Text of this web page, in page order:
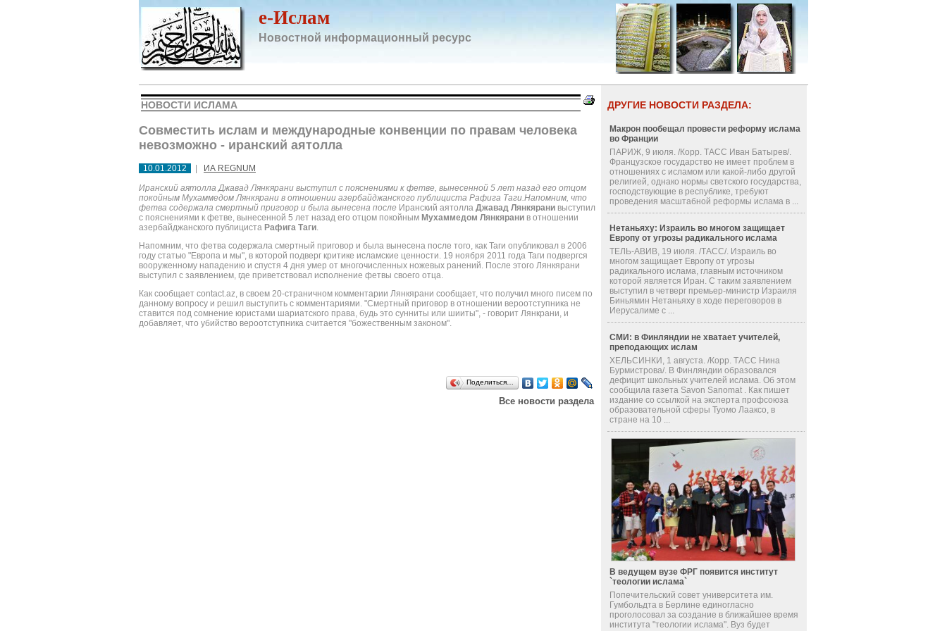
e-Ислам
Новостной информационный ресурс
НОВОСТИ ИСЛАМА
Совместить ислам и международные конвенции по правам человека
невозможно - иранский аятолла
10.01.2012
ИА REGNUM
Иранский аятолла Джавад Лянкярани выступил с пояснениями к фетве, вынесенной 5 лет назад его отцом
покойным Мухаммедом Лянкярани в отношении азербайджанского публициста Рафига Таги.Напомним, что
фетва содержала смертный приговор и была вынесена после Иранский аятолла Джавад Лянкярани выступил
с пояснениями к фетве, вынесенной 5 лет назад его отцом покойным Мухаммедом Лянкярани в отношении
азербайджанского публициста Рафига Таги.
Напомним, что фетва содержала смертный приговор и была вынесена после того, как Таги опубликовал в 2006
году статью "Европа и мы", в которой подверг критике исламские ценности. 19 ноября 2011 года Таги подвергся
вооруженному нападению и спустя 4 дня умер от многочисленных ножевых ранений. После этого Лянкярани
выступил с заявлением, где приветствовал исполнение фетвы своего отца.
Как сообщает contact.az, в своем 20-страничном комментарии Лянкярани сообщает, что получил много писем по
данному вопросу и решил выступить с комментариями. "Смертный приговор в отношении вероотступника не
ставится под сомнение юристами шариатского права, будь это сунниты или шииты", - говорит Лянкрани, и
добавляет, что убийство вероотступника считается "божественным законом".
Поделиться…
Все новости раздела
ДРУГИЕ НОВОСТИ РАЗДЕЛА:
Макрон пообещал провести реформу ислама
во Франции
ПАРИЖ, 9 июля. /Корр. ТАСС Иван Батырев/.
Французское государство не имеет проблем в
отношениях с исламом или какой-либо другой
религией, однако нормы светского государства,
господствующие в республике, требуют
проведения масштабной реформы ислама в ...
Нетаньяху: Израиль во многом защищает
Европу от угрозы радикального ислама
ТЕЛЬ-АВИВ, 19 июля. /ТАСС/. Израиль во
многом защищает Европу от угрозы
радикального ислама, главным источником
которой является Иран. С таким заявлением
выступил в четверг премьер-министр Израиля
Биньямин Нетаньяху в ходе переговоров в
Иерусалиме с ...
СМИ: в Финляндии не хватает учителей,
преподающих ислам
ХЕЛЬСИНКИ, 1 августа. /Корр. ТАСС Нина
Бурмистрова/. В Финляндии образовался
дефицит школьных учителей ислама. Об этом
сообщила газета Savon Sanomat . Как пишет
издание со ссылкой на эксперта профсоюза
образовательной сферы Туомо Лааксо, в
стране на 10 ...
В ведущем вузе ФРГ появится институт
`теологии ислама`
Попечительский совет университета им.
Гумбольдта в Берлине единогласно
проголосовал за создание в ближайшее время
института "теологии ислама". Вуз будет